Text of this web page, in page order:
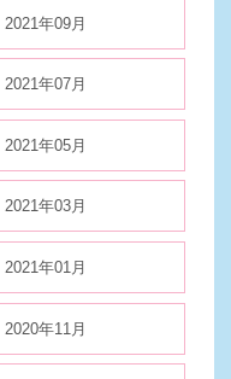
2021年09月
2021年07月
2021年05月
2021年03月
2021年01月
2020年11月